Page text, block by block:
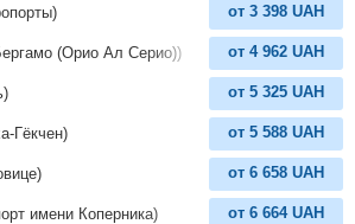
от 3 398 UAH
(Орио Ал Серио)) от 4 962 UAH
от 5 325 UAH
Гёкчен) от 5 588 UAH
от 6 658 UAH
имени Коперника) от 6 664 UAH